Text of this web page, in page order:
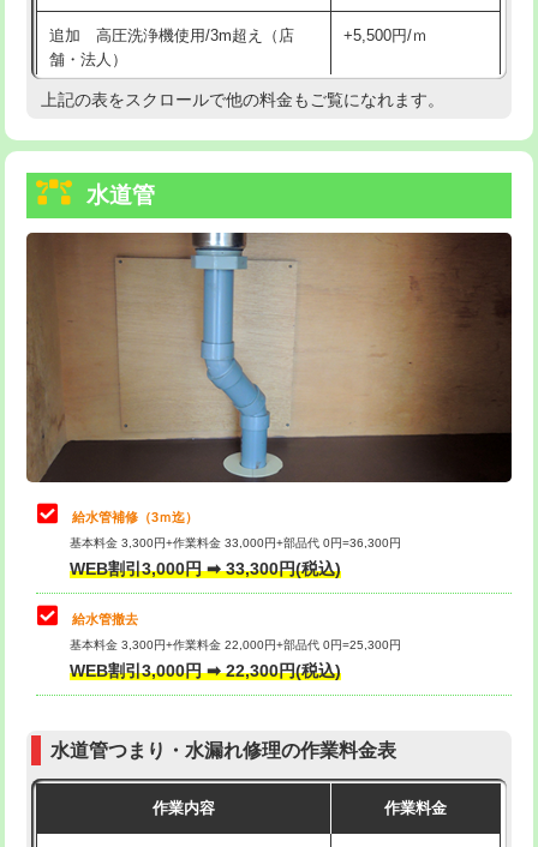
給水管工事※（塩ビ管（VP・HI）使
用/3ｍまで)
33,000円
給水管工事※（塩ビ管（VP・HI）使
+8,800円
給水管工事※（ライニング鋼管・銅
管・ポリ管・HT管使用/3ｍまで)
給水管工事※（ライニング鋼管・銅
管・ポリ管・HT管使用/3ｍ超え)
排水管工事（土の掘削・埋め戻し作
11,000円~
排水管工事（排水管工事/3ｍまで） 55,000円
排水管工事（追加 排水管工事/3ｍ超
マス交換（土の掘削・埋め戻し作業）
マス交換（深さ50㎝未満）
マス交換（深さ50㎝以上）
コンクリート斫り（厚さ10㎝まで）
モルタル補修（厚さ10㎝超え） 38,500円
追加 高圧洗浄機使用/3m超え（店
舗・法人）
+5,500円/ｍ
高度高圧洗浄換 現地調査
トーラー機使用/3mまで
追加トーラー機使用/3m超え
33,000円
8,800円
止水・漏水調査・防水処理・清掃・修
理・調整・分解・加工など（軽作業）
11,000円
止水・漏水調査・防水処理・清掃・修
理・調整・分解・加工など（中作業）
止水・漏水調査・防水処理・清掃・修
理・調整・分解・加工など（重作業）
33,000円
その他部品の脱着
交換・取付（タンク）
式）)
式・ワンホール）)
上記の表をスクロールで他の料金もご覧になれます。
水道管
給水管補修（3ｍ迄）
基本料金 3,300円+作業料金 33,000円+部品代 0円=36,300円
WEB割引3,000円 ➡ 33,300円(税込)
給水管撤去
基本料金 3,300円+作業料金 22,000円+部品代 0円=25,300円
WEB割引3,000円 ➡ 22,300円(税込)
水道管つまり・水漏れ修理の作業料金表
作業内容 作業料金